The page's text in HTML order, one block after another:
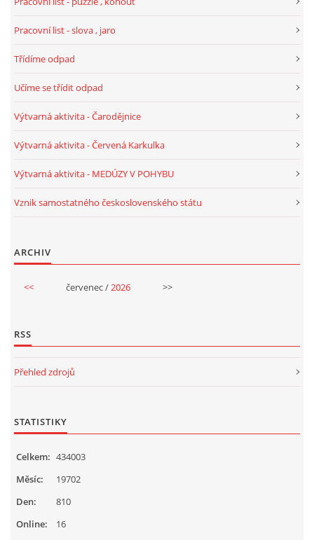
Pracovní list - slova , jaro
Třídíme odpad
Učíme se třídit odpad
Výtvarná aktivita - Čarodějnice
Výtvarná aktivita - Červená Karkulka
Výtvarná aktivita - MEDÚZY V POHYBU
Vznik samostatného československého státu
ARCHIV
<< červenec /2026 >>
RSS
Přehled zdrojů
STATISTIKY
Online: 16
Celkem: 434003
Měsíc:
19702
Den:
810